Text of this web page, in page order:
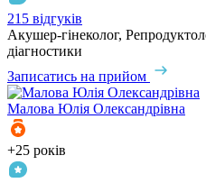
215 відгуків
Акушер-гінеколог,
діагностики
Записатись на прийом
Малова Юлія Олександрівна
+25 років